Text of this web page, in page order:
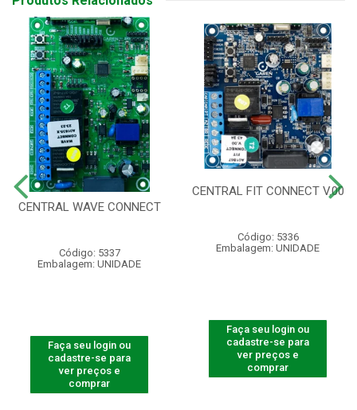
CENTRAL WAVE CONNECT
Código: 5337
Embalagem: UNIDADE
Faça seu login ou
cadastre-se para
ver preços e
comprar
CENTRAL FIT CONNECT V.00
Código: 5336
Embalagem: UNIDADE
Faça seu login ou
cadastre-se para
ver preços e
comprar